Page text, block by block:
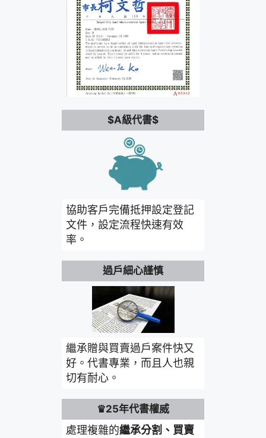
$A級代書$
協助客戶完備抵押設定登記
文件，設定流程快速有效
率。
過戶細心謹慎
繼承贈與買賣過戶案件快又
好。代書專業，而且人也親
切有耐心。
♛25年代書權威
處理複雜的繼承分割、買賣